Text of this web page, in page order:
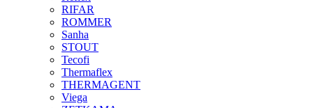
RIFAR
ROMMER
Sanha
STOUT
Tecofi
Thermaflex
THERMAGENT
Viega